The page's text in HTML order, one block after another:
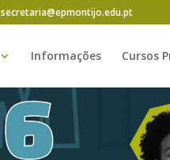
secretaria@epmontijo.edu.pt
Informações Cursos